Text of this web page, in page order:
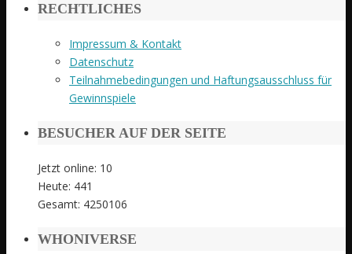
RECHTLICHES
Impressum & Kontakt
Datenschutz
Teilnahmebedingungen und Haftungsausschluss für
Gewinnspiele
BESUCHER AUF DER SEITE
Jetzt online: 10
Heute: 441
Gesamt: 4250106
WHONIVERSE